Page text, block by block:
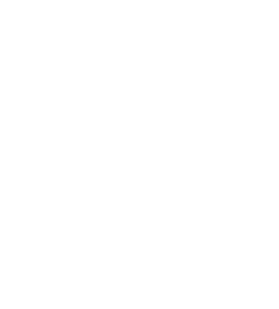
Blanc, Taille: 2XL